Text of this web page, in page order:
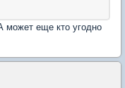
еще кто угодно